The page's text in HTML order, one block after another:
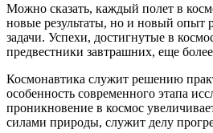
Можно сказать, каждый полет в
новые результаты, но и новый опыт
задачи. Успехи, достигнутые в
предвестники завтрашних, еще
Космонавтика служит решению
особенность современного этапа
проникновение в космос
силами природы, служит делу